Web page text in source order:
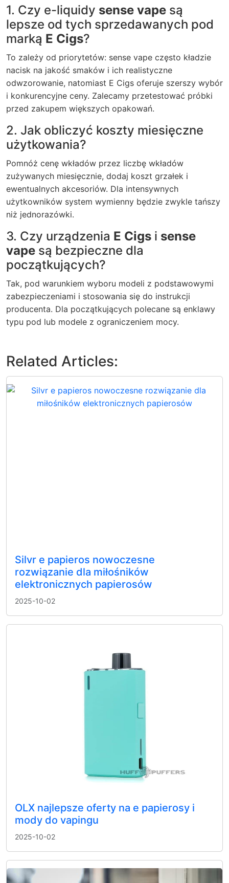
1. Czy e-liquidy sense vape są
lepsze od tych sprzedawanych pod
marką E Cigs?
To zależy od priorytetów: sense vape często kładzie
nacisk na jakość smaków i ich realistyczne
odwzorowanie, natomiast E Cigs oferuje szerszy wybór
i konkurencyjne ceny. Zalecamy przetestować próbki
przed zakupem większych opakowań.
2. Jak obliczyć koszty miesięczne
użytkowania?
Pomnóż cenę wkładów przez liczbę wkładów
zużywanych miesięcznie, dodaj koszt grzałek i
ewentualnych akcesoriów. Dla intensywnych
użytkowników system wymienny będzie zwykle tańszy
niż jednorazówki.
3. Czy urządzenia E Cigs i sense
vape są bezpieczne dla
początkujących?
Tak, pod warunkiem wyboru modeli z podstawowymi
zabezpieczeniami i stosowania się do instrukcji
producenta. Dla początkujących polecane są enklawy
typu pod lub modele z ograniczeniem mocy.
Related Articles:
Silvr e papieros nowoczesne
rozwiązanie dla miłośników
elektronicznych papierosów
2025-10-02
OLX najlepsze oferty na e papierosy i
mody do vapingu
2025-10-02